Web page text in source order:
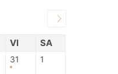
VI SA
31 1